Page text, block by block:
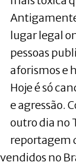
lugar legal
pessoas
aforismos e
Hoje é só
e agressão.
outro dia no
reportagem
no